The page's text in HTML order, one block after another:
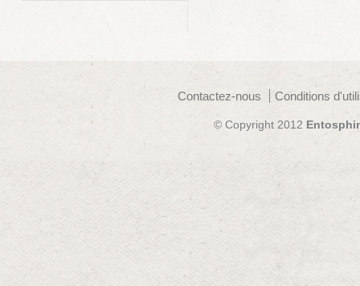
Contactez-nous Conditions
© Copyright 2012